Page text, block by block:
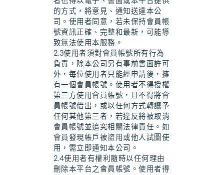
的方式，將意見、通知送達本公
司。使用者同意，若未保持會員帳
號資訊正確、完整和最新，可能導
致無法使用本服務。
2.3使用者須對會員帳號所有行為
負責，除本公司另有事前書面許可
外，每位使用者只能經申請後，擁
有一個會員帳號。使用者不得授權
第三方使用會員帳號，且不得將會
員帳號借出，或以任何方式轉讓予
任何其他第三者，若違反將被取消
會員帳號並追究相關法律責任。如
會員發現帳戶被盜用或他人試圖使
用，需立即通知本公司。
2.4使用者有權利隨時以任何理由
刪除本平台之會員帳號。使用者得